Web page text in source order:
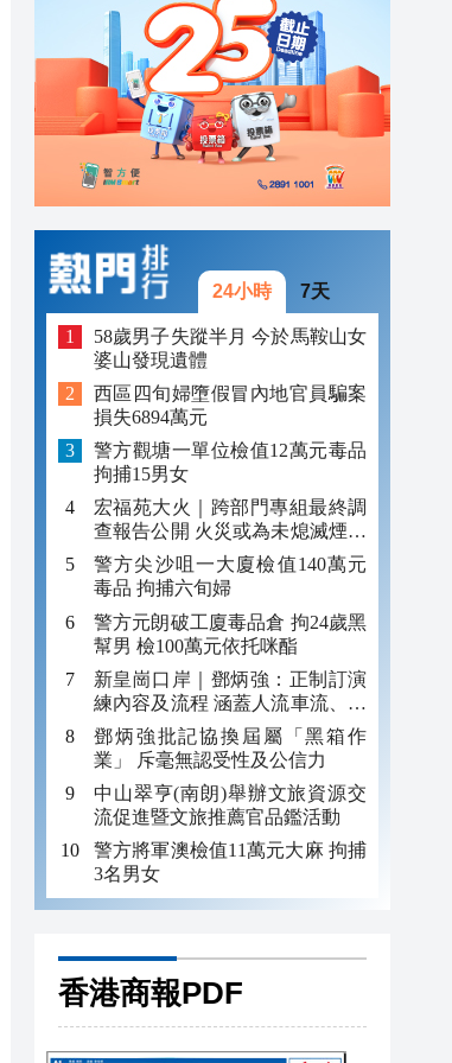
24小時 7天
58歲男子失蹤半月 今於馬鞍山女
婆山發現遺體
西區四旬婦墮假冒內地官員騙案
損失6894萬元
警方觀塘一單位檢值12萬元毒品
拘捕15男女
宏福苑大火｜跨部門專組最終調
查報告公開 火災或為未熄滅煙頭
引發
警方尖沙咀一大廈檢值140萬元
毒品 拘捕六旬婦
警方元朗破工廈毒品倉 拘24歲黑
幫男 檢100萬元依托咪酯
新皇崗口岸｜鄧炳強：正制訂演
練內容及流程 涵蓋人流車流、緊
急應變等
鄧炳強批記協換屆屬「黑箱作
業」 斥毫無認受性及公信力
中山翠亨(南朗)舉辦文旅資源交
流促進暨文旅推薦官品鑑活動
警方將軍澳檢值11萬元大麻 拘捕
3名男女
香港商報PDF